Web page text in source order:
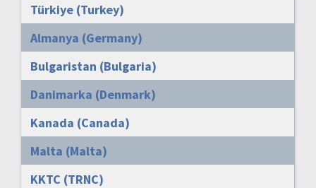
Türkiye (Turkey)
Almanya (Germany)
Bulgaristan (Bulgaria)
Danimarka (Denmark)
Kanada (Canada)
Malta (Malta)
KKTC (TRNC)